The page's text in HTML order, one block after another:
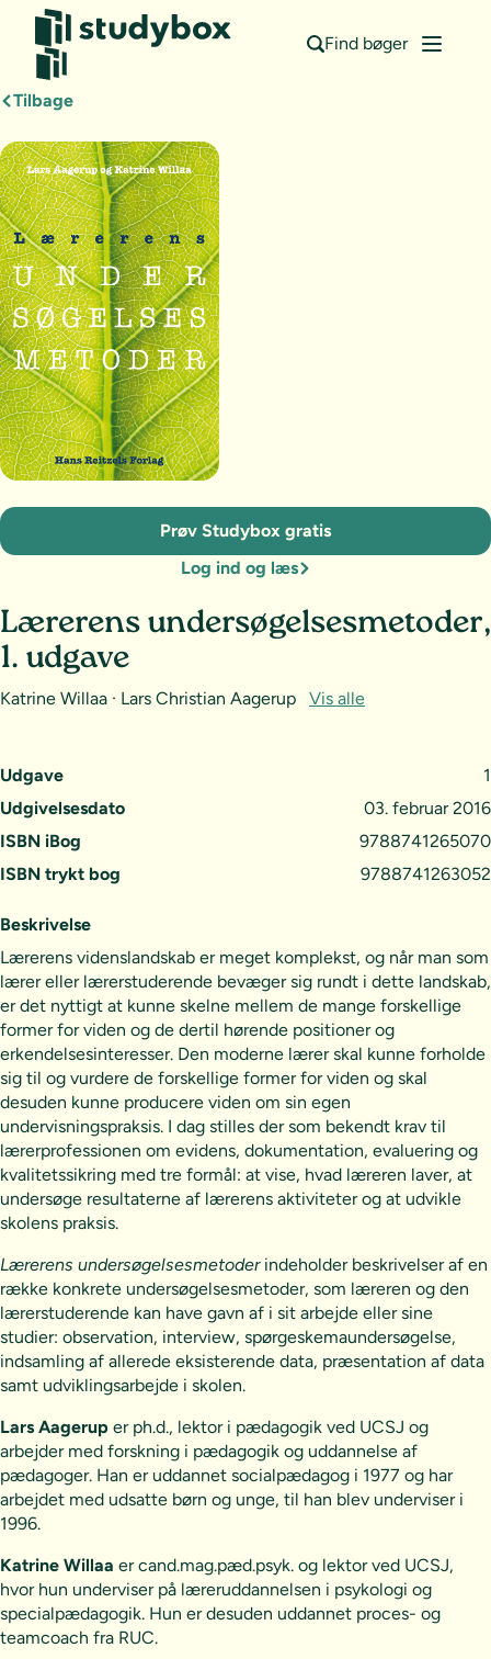
Find bøger
Tilbage
Udgave
1
Udgivelsesdato
03. februar 2016
ISBN iBog
9788741265070
ISBN trykt bog
9788741263052
Lærerens undersøgelsesmetoder,
1. udgave
Katrine Willaa · Lars Christian Aagerup Vis alle
Prøv Studybox gratis
Log ind og læs
Beskrivelse
Lærerens videnslandskab er meget komplekst, og når man som
lærer eller lærerstuderende bevæger sig rundt i dette landskab,
er det nyttigt at kunne skelne mellem de mange forskellige
former for viden og de dertil hørende positioner og
erkendelsesinteresser. Den moderne lærer skal kunne forholde
sig til og vurdere de forskellige former for viden og skal
desuden kunne producere viden om sin egen
undervisningspraksis. I dag stilles der som bekendt krav til
lærerprofessionen om evidens, dokumentation, evaluering og
kvalitetssikring med tre formål: at vise, hvad læreren laver, at
undersøge resultaterne af lærerens aktiviteter og at udvikle
skolens praksis.
Lærerens undersøgelsesmetoder indeholder beskrivelser af en
række konkrete undersøgelsesmetoder, som læreren og den
lærerstuderende kan have gavn af i sit arbejde eller sine
studier: observation, interview, spørgeskemaundersøgelse,
indsamling af allerede eksisterende data, præsentation af data
samt udviklingsarbejde i skolen.
Lars Aagerup er ph.d., lektor i pædagogik ved UCSJ og
arbejder med forskning i pædagogik og uddannelse af
pædagoger. Han er uddannet socialpædagog i 1977 og har
arbejdet med udsatte børn og unge, til han blev underviser i
1996.
Katrine Willaa er cand.mag.pæd.psyk. og lektor ved UCSJ,
hvor hun underviser på læreruddannelsen i psykologi og
specialpædagogik. Hun er desuden uddannet proces- og
teamcoach fra RUC.